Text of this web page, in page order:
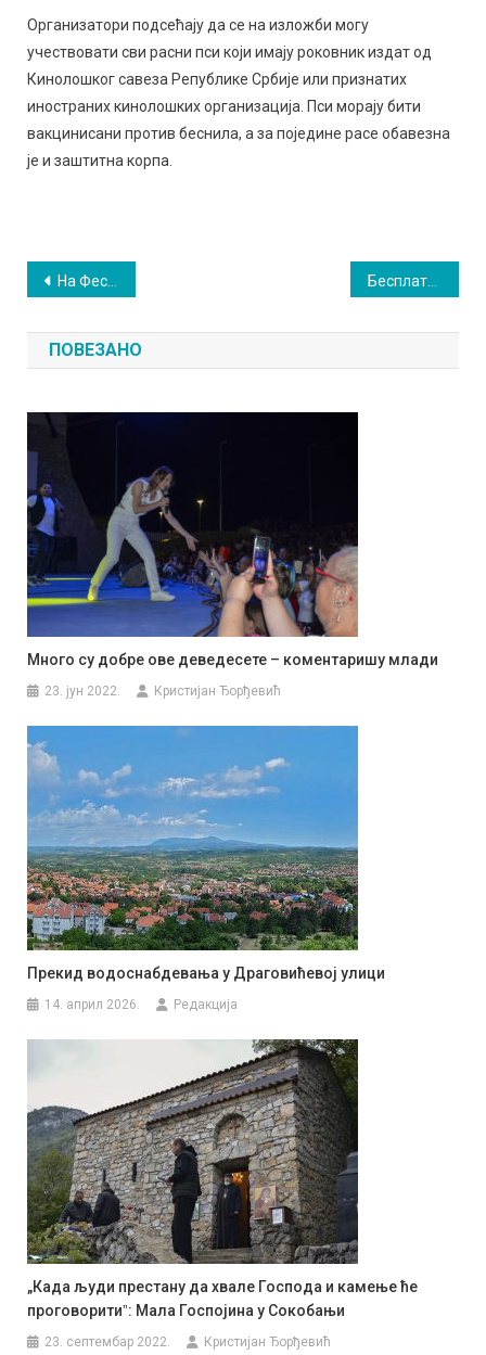
Организатори подсећају да се на изложби могу
учествовати сви расни пси који имају роковник издат од
Кинолошког савеза Републике Србије или признатих
иностраних кинолошких организација. Пси морају бити
вакцинисани против беснила, а за поједине расе обавезна
је и заштитна корпа.
Кретање
чланка
На Фестивалу занатског пива и концерт Вуду Попаја Бесплатан концерт „Силвер шедоусаˮ за љубитеље рока
ПОВЕЗАНО
Много су добре ове деведесете – коментаришу млади
23. јун 2022. Кристијан Ђорђевић
Прекид водоснабдевања у Драговићевој улици
14. април 2026. Редакција
„Када људи престану да хвале Господа и камење ће
проговоритиˮ: Мала Госпојина у Сокобањи
23. септембар 2022. Кристијан Ђорђевић